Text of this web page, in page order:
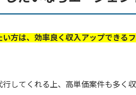
方は、効率良く収入アップできる
してくれる上、高単価案件も多く